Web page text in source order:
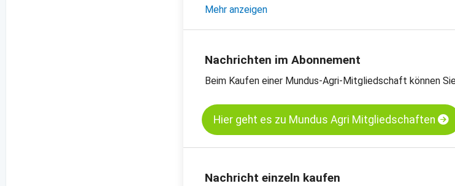
- Einschätzungen und Meinungen des Handels
-Preischart Sojaschrot, kurzfristige Termine, CBoT
-Preischart Sojaöl, raffiniert, CBOT
Mehr anzeigen
Nachrichten im Abonnement
Beim Kaufen einer Mundus-Agri-Mitgliedschaft können
Hier geht es zu Mundus Agri Mitgliedschaften
Nachricht einzeln kaufen